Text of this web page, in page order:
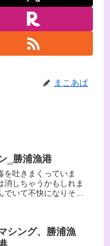
まこあぱ
‗勝浦漁港
を吐きまくっていま
消しちゃうかもしれま
でいて不快になりそう
理があるなぁ。
シング、勝浦漁